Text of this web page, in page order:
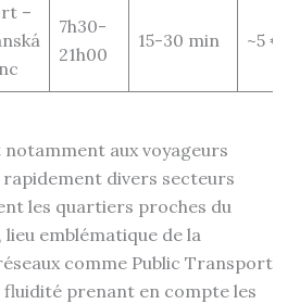
–
7h30-
21h00
15-30 min ~5 €
aux voyageurs
divers secteurs
les quartiers proches du
lieu emblématique de la
comme Public Transport
prenant en compte les